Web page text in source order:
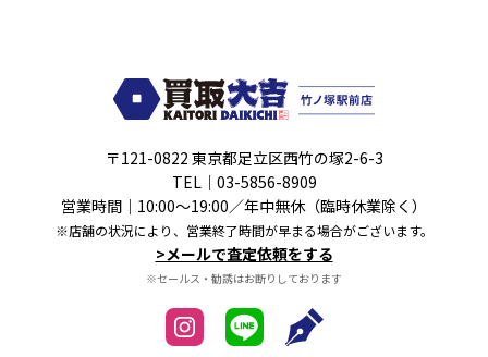
〒121-0822 東京都足立区西竹の塚2-6-3
TEL｜ 03-5856-8909
営業時間｜10:00～19:00／年中無休（臨時休業除く）
※店舗の状況により、営業終了時間が早まる場合がございます。
>メールで査定依頼をする
※セールス・勧誘はお断りしております